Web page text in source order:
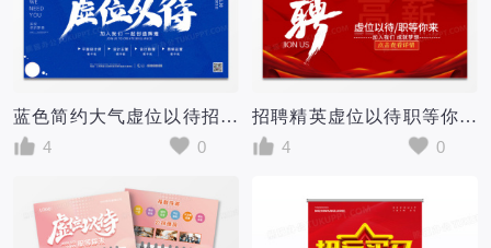
蓝色简约大气虚位以待招聘展板
4
0
招聘精英虚位以待职等你来展板设计
4
0